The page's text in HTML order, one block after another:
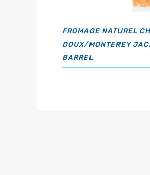
FROMAGE NATUREL
DOUX/MONTEREY
BARREL